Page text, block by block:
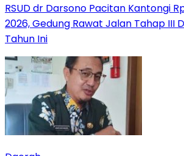
RSUD dr Darsono Pacitan Kantongi
2026, Gedung Rawat Jalan Tahap III
Tahun Ini